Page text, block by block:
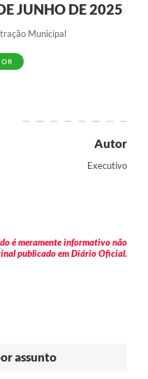
JUNHO DE 2025
Municipal
Autor
Executivo
é meramente informativo não
publicado em Diário Oficial.
assunto